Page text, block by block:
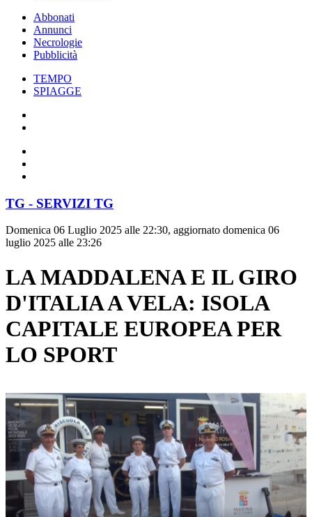
Abbonati
Annunci
Necrologie
Pubblicità
TEMPO
SPIAGGE
TG - SERVIZI TG
Domenica 06 Luglio 2025 alle 22:30, aggiornato domenica 06
luglio 2025 alle 23:26
LA MADDALENA E IL GIRO
D'ITALIA A VELA: ISOLA
CAPITALE EUROPEA PER
LO SPORT